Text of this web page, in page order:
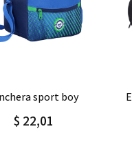
Detalle
sport boy
$ 22,01
estuche ovalado simple